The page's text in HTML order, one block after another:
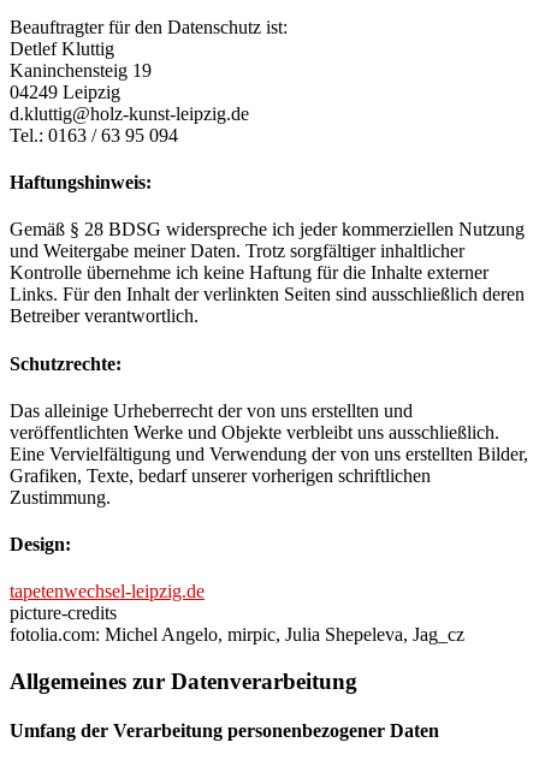
Beauftragter für den Datenschutz ist:
Detlef Kluttig
Kaninchensteig 19
04249 Leipzig
d.kluttig@holz-kunst-leipzig.de
Tel.: 0163 / 63 95 094
Haftungshinweis:
Gemäß § 28 BDSG widerspreche ich jeder kommerziellen Nutzung
und Weitergabe meiner Daten. Trotz sorgfältiger inhaltlicher
Kontrolle übernehme ich keine Haftung für die Inhalte externer
Links. Für den Inhalt der verlinkten Seiten sind ausschließlich deren
Betreiber verantwortlich.
Schutzrechte:
Das alleinige Urheberrecht der von uns erstellten und
veröffentlichten Werke und Objekte verbleibt uns ausschließlich.
Eine Vervielfältigung und Verwendung der von uns erstellten Bilder,
Grafiken, Texte, bedarf unserer vorherigen schriftlichen
Zustimmung.
Design:
tapetenwechsel-leipzig.de
picture-credits
fotolia.com: Michel Angelo, mirpic, Julia Shepeleva, Jag_cz
Allgemeines zur Datenverarbeitung
Umfang der Verarbeitung personenbezogener Daten